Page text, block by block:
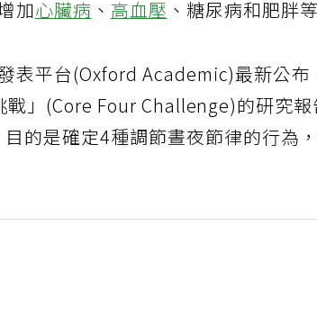
加心臟病 、高血壓 、糖尿病和肥胖
表平台(Oxford Academic)最新公
戰」(Core Four Challenge)的研究
的是確定4種調節晝夜節律的行為